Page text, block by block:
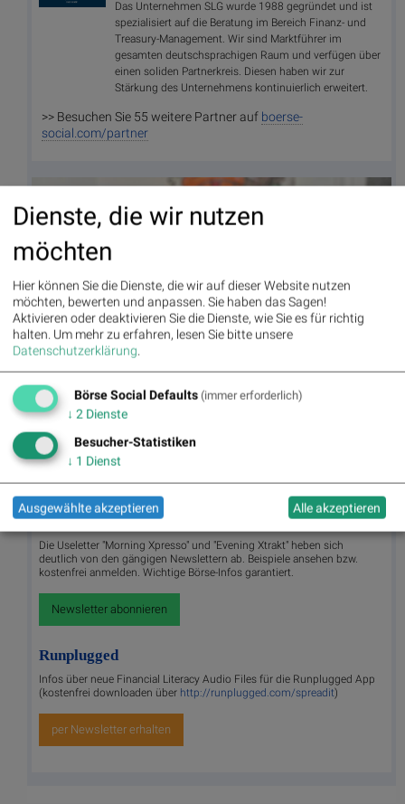
Das Unternehmen SLG wurde 1988 gegründet und ist
spezialisiert auf die Beratung im Bereich Finanz- und
Treasury-Management. Wir sind Marktführer im
gesamten deutschsprachigen Raum und verfügen über
einen soliden Partnerkreis. Diesen haben wir zur
Stärkung des Unternehmens kontinuierlich erweitert.
>> Besuchen Sie 55 weitere Partner auf boerse-
social.com/partner
Lemi Wutz , Laufen / Triathlon
Useletter
Die Useletter "Morning Xpresso" und "Evening Xtrakt" heben sich
deutlich von den gängigen Newslettern ab. Beispiele ansehen bzw.
kostenfrei anmelden. Wichtige Börse-Infos garantiert.
Newsletter abonnieren
Runplugged
Infos über neue Financial Literacy Audio Files für die Runplugged App
(kostenfrei downloaden über http://runplugged.com/spreadit)
per Newsletter erhalten
Dienste, die wir nutzen
möchten
Hier können Sie die Dienste, die wir auf dieser Website nutzen
möchten, bewerten und anpassen. Sie haben das Sagen!
Aktivieren oder deaktivieren Sie die Dienste, wie Sie es für richtig
halten. Um mehr zu erfahren, lesen Sie bitte unsere
Datenschutzerklärung.
Börse Social Defaults (immer erforderlich)
↓ 2 Dienste
Besucher-Statistiken
↓ 1 Dienst
Ausgewählte akzeptieren Alle akzeptieren